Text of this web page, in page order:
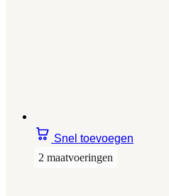
Snel toevoegen
2 maatvoeringen